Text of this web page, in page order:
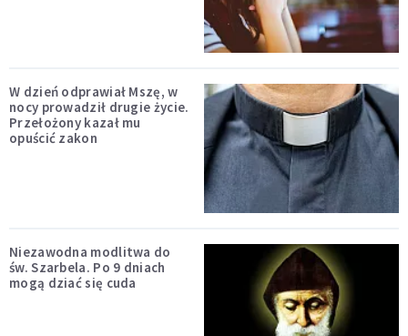
W dzień odprawiał Mszę, w
nocy prowadził drugie życie.
Przełożony kazał mu
opuścić zakon
Niezawodna modlitwa do
św. Szarbela. Po 9 dniach
mogą dziać się cuda